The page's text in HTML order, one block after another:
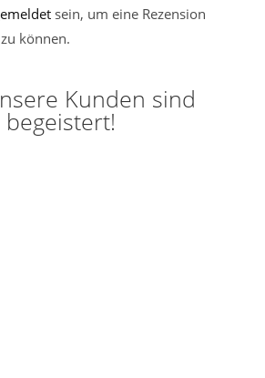
sein, um eine Rezension
können.
Kunden sind
begeistert!